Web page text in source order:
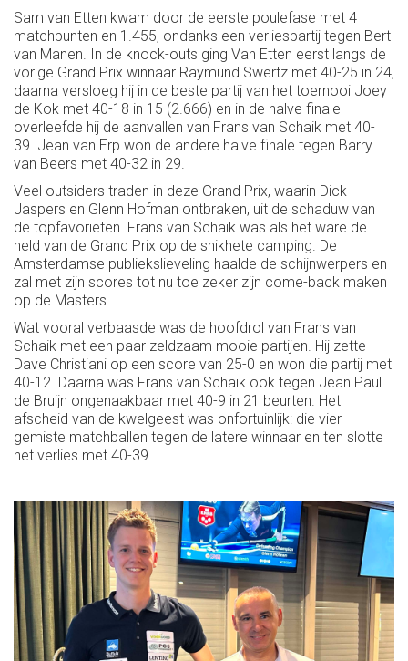
Sam van Etten kwam door de eerste poulefase met 4
matchpunten en 1.455, ondanks een verliespartij tegen Bert
van Manen. In de knock-outs ging Van Etten eerst langs de
vorige Grand Prix winnaar Raymund Swertz met 40-25 in 24,
daarna versloeg hij in de beste partij van het toernooi Joey
de Kok met 40-18 in 15 (2.666) en in de halve finale
overleefde hij de aanvallen van Frans van Schaik met 40-
39. Jean van Erp won de andere halve finale tegen Barry
van Beers met 40-32 in 29.
Veel outsiders traden in deze Grand Prix, waarin Dick
Jaspers en Glenn Hofman ontbraken, uit de schaduw van
de topfavorieten. Frans van Schaik was als het ware de
held van de Grand Prix op de snikhete camping. De
Amsterdamse publiekslieveling haalde de schijnwerpers en
zal met zijn scores tot nu toe zeker zijn come-back maken
op de Masters.
Wat vooral verbaasde was de hoofdrol van Frans van
Schaik met een paar zeldzaam mooie partijen. Hij zette
Dave Christiani op een score van 25-0 en won die partij met
40-12. Daarna was Frans van Schaik ook tegen Jean Paul
de Bruijn ongenaakbaar met 40-9 in 21 beurten. Het
afscheid van de kwelgeest was onfortuinlijk: die vier
gemiste matchballen tegen de latere winnaar en ten slotte
het verlies met 40-39.